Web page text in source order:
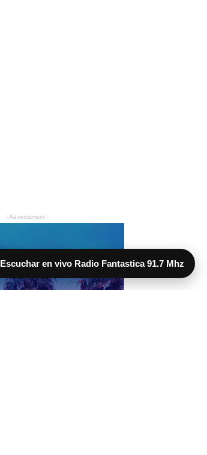
Escuchar en vivo Radio Fantastica 91.7 Mhz